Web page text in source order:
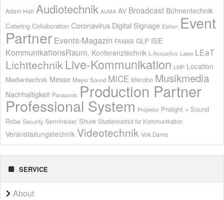
Adam Hall Audiotechnik AUMA AV Broadcast Bühnentechnik
Catering Collaboration Coronavirus Digital Signage Elation Event
Partner Events-Magazin FAMAB GLP ISE
KommunikationsRaum. Konferenztechnik L-Acoustics Lawo LEaT
Lichttechnik Live-Kommunikation LMP Location
Medientechnik Messe Meyer Sound MICE Mikrofon Musikmedia
Nachhaltigkeit Panasonic Production Partner
Professional System Projektor Prolight + Sound
Robe Security Sennheiser Shure Studieninstitut für Kommunikation
Veranstaltungstechnik Videotechnik Vok Dams
SERVICE
About